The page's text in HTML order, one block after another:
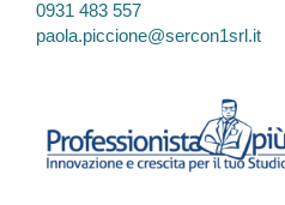
0931 483 557
paola.piccione@sercon1srl.it